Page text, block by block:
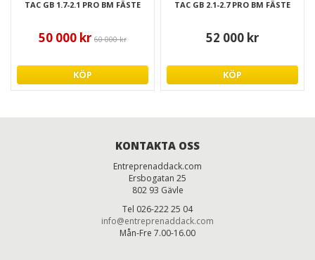
TAC GB 1.7-2.1 PRO BM FÄSTE
50 000 kr 60 000 kr
KÖP
TAC GB 2.1-2.7 PRO BM FÄSTE
52 000 kr
KÖP
KONTAKTA OSS
Entreprenaddack.com
Ersbogatan 25
802 93 Gävle
Tel 026-222 25 04
info@entreprenaddack.com
Mån-Fre 7.00-16.00